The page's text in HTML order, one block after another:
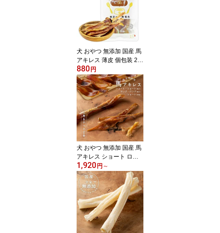
犬 おやつ 無添加 国産 馬
アキレス 薄皮 個包装 20
g ショート ハード スティ
ック ジャーキー ドッグ
フード 硬め デンタルケ
ア 歯磨き
880円
犬 おやつ 無添加 国産 馬
アキレス ショート ロン
グ ハード スティック ジ
ャーキー ドッグフード
硬め デンタルケア 歯磨
き
1,920円 ～